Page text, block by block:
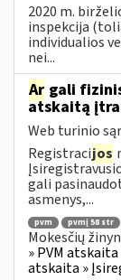
2020 m.
inspekcija
individualios
nei...
Ar gali
atskaitą
Web turinio
Registracijos
gali
asmenys,...
pvm pvmį 58 str
Mokesčių
» PVM
atskaita »